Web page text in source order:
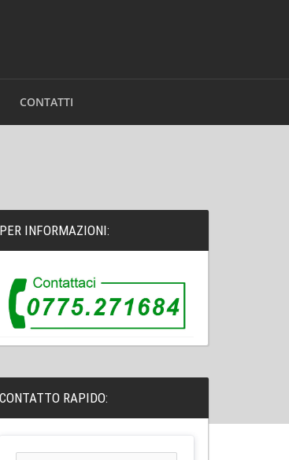
CONTATTI
PER INFORMAZIONI:
CONTATTO RAPIDO: